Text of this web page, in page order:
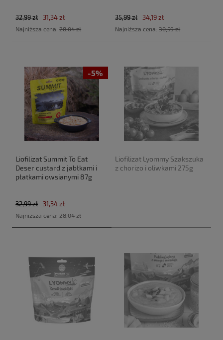
31,34 zł
32,99 zł
Najniższa cena:28,04 zł
34,19 zł
35,99 zł
Najniższa cena:30,59 zł
-5%
Liofilizat Summit To Eat
Deser custard z jabłkami i
płatkami owsianymi 87g
31,34 zł
32,99 zł
Najniższa cena:28,04 zł
Liofilizat Lyommy Szakszuka
z chorizo i oliwkami 275g